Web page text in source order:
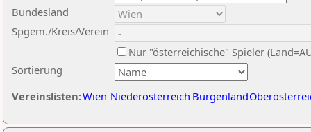
Sortierung
Bundesland
Spgem./Kreis/Verein
Nur "österreichische" Spieler
Vereinslisten:Wien Niederösterreich Burgenland